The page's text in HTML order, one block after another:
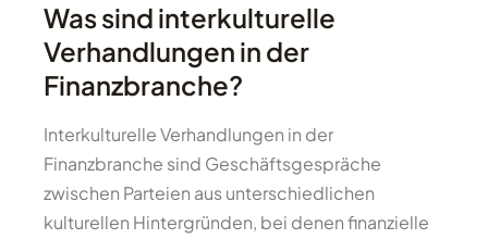
Was sind interkulturelle
Verhandlungen in der
Finanzbranche?
Interkulturelle Verhandlungen in der
Finanzbranche sind Geschäftsgespräche
zwischen Parteien aus unterschiedlichen
kulturellen Hintergründen, bei denen finanzielle